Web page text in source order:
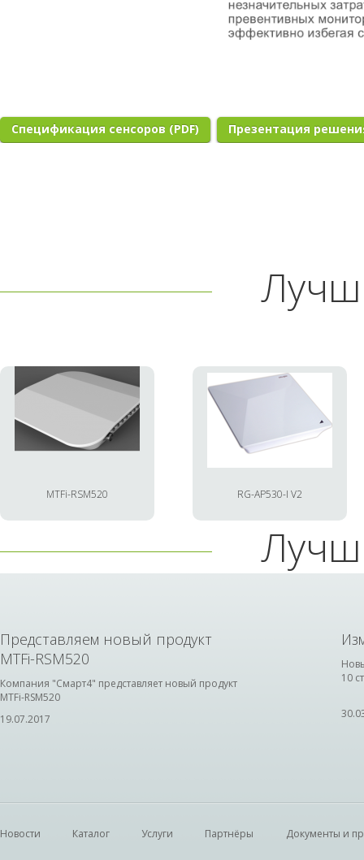
Спецификация сенсоров (PDF) Презентация
MTFi-RSM520 RG-AP530-I V2
Представляем новый продукт
MTFi-RSM520
Компания "Смарт4" представляет новый продукт
MTFi-RSM520
19.07.2017
10
Новости Каталог Услуги Партнёры Документы и